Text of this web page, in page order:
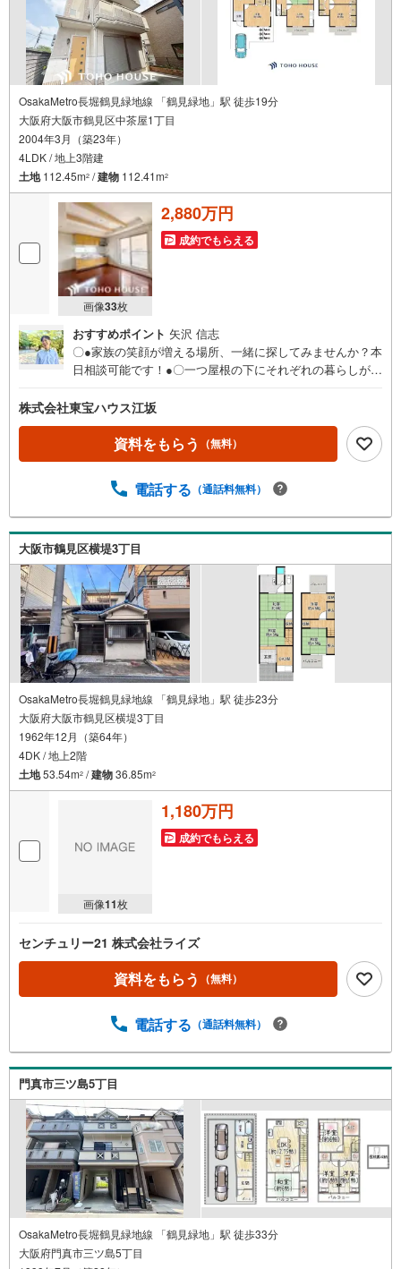
OsakaMetro長堀鶴見緑地線 「鶴見緑地」駅 徒歩19分
大阪府大阪市鶴見区中茶屋1丁目
2004年3月（築23年）
4LDK / 地上3階建
土地112.45m2 /建物 112.41m2
画像33枚
2,880万円
成約でもらえる
おすすめポイント 矢沢 信志
〇●家族の笑顔が増える場所、一緒に探してみませんか？本
日相談可能です！●〇一つ屋根の下にそれぞれの暮らしがあ
こそ、そのベースはシンプルであるべきだと思う。なぜな
ら、時の流れで人の好みは変わっていくものだから。■ご予
約いただくとご見学がスムーズです！【営業時間9:00～21:
00】ご見学希望のお客様:右上の「室内・現地を見学する」
料をもらう」をクリックして下さい。【東宝ハウス江坂の
ュレーションのご相談・無理のないライフプラン、提携に
よる低金利住宅ローンのご提案、購入前に知る「購入後の
家族の生活」を「未来カレンダー」で見える化します。
（2）ご購入後から始まる「専属FPによるファイナンシャ
ルライフサポート」・漠然としたキャッシュフローのグラ
フ化、効果的な生命保険の見直し、繰り上げ返済の効果的
なタイミングなどご提案させて頂きます。
株式会社東宝ハウス江坂
資料をもらう （無料）
電話する （通話料無料）
大阪市鶴見区横堤3丁目
OsakaMetro長堀鶴見緑地線 「鶴見緑地」駅 徒歩23分
大阪府大阪市鶴見区横堤3丁目
1962年12月（築64年）
4DK / 地上2階
土地53.54m2 /建物36.85m2
画像11枚
1,180万円
成約でもらえる
センチュリー21 株式会社ライズ
資料をもらう （無料）
電話する （通話料無料）
門真市三ツ島5丁目
OsakaMetro長堀鶴見緑地線 「鶴見緑地」駅 徒歩33分
大阪府門真市三ツ島5丁目